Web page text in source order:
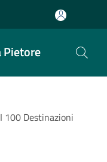
Pietore
100 Destinazioni